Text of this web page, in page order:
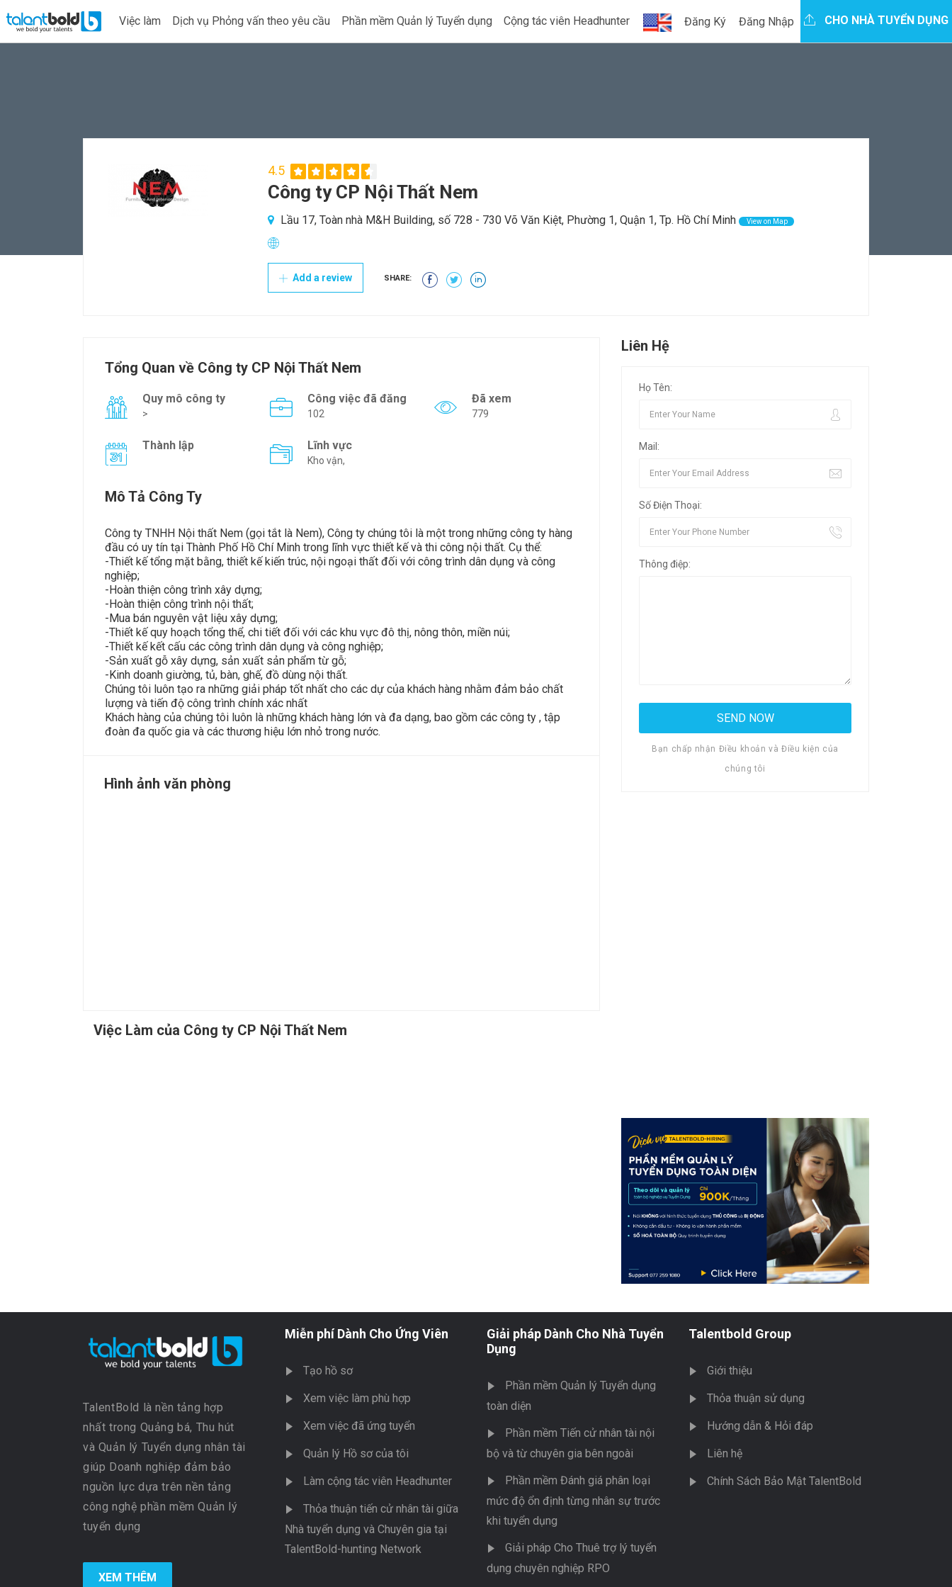
Việc làm Dịch vụ Phỏng vấn theo yêu cầu Phần mềm Quản lý Tuyển dụng Cộng tác viên Headhunter Đăng Ký Đăng Nhập CHO NHÀ TUYỂN DỤNG
4.5
Công ty CP Nội Thất Nem
Lầu 17, Toàn nhà M&H Building, số 728 - 730 Võ Văn Kiệt, Phường 1, Quận 1, Tp. Hồ Chí Minh View on Map
Add a review SHARE:
Tổng Quan về Công ty CP Nội Thất Nem
Quy mô công ty
>
Công việc đã đăng
102
Đã xem
779
Thành lập Lĩnh vực
Kho vận,
Mô Tả Công Ty
Công ty TNHH Nội thất Nem (gọi tắt là Nem), Công ty chúng tôi là một trong những công ty hàng
đầu có uy tín tại Thành Phố Hồ Chí Minh trong lĩnh vực thiết kế và thi công nội thất. Cụ thể:
-Thiết kế tổng mặt bằng, thiết kế kiến trúc, nội ngoại thất đối với công trình dân dụng và công
nghiệp;
-Hoàn thiện công trình xây dựng;
-Hoàn thiện công trình nội thất;
-Mua bán nguyên vật liệu xây dựng;
-Thiết kế quy hoạch tổng thể, chi tiết đối với các khu vực đô thị, nông thôn, miền núi;
-Thiết kế kết cấu các công trình dân dụng và công nghiệp;
-Sản xuất gỗ xây dựng, sản xuất sản phẩm từ gỗ;
-Kinh doanh giường, tủ, bàn, ghế, đồ dùng nội thất.
Chúng tôi luôn tạo ra những giải pháp tốt nhất cho các dự của khách hàng nhằm đảm bảo chất
lượng và tiến độ công trình chính xác nhất
Khách hàng của chúng tôi luôn là những khách hàng lớn và đa dạng, bao gồm các công ty , tập
đoàn đa quốc gia và các thương hiệu lớn nhỏ trong nước.
Hình ảnh văn phòng
Việc Làm của Công ty CP Nội Thất Nem
Liên Hệ
Họ Tên:
Mail:
Số Điện Thoại:
Thông điệp:
Bạn chấp nhận Điều khoản và Điều kiện của
chúng tôi
TalentBold là nền tảng hợp
nhất trong Quảng bá, Thu hút
và Quản lý Tuyển dụng nhân tài
giúp Doanh nghiệp đảm bảo
nguồn lực dựa trên nền tảng
công nghệ phần mềm Quản lý
tuyển dụng
XEM THÊM
Miễn phí Dành Cho Ứng Viên
Tạo hồ sơ
Xem việc làm phù hợp
Xem việc đã ứng tuyển
Quản lý Hồ sơ của tôi
Làm cộng tác viên Headhunter
Thỏa thuận tiến cử nhân tài giữa
Nhà tuyển dụng và Chuyên gia tại
TalentBold-hunting Network
Giải pháp Dành Cho Nhà Tuyển
Dụng
Phần mềm Quản lý Tuyển dụng
toàn diện
Phần mềm Tiến cử nhân tài nội
bộ và từ chuyên gia bên ngoài
Phần mềm Đánh giá phân loại
mức độ ổn định từng nhân sự trước
khi tuyển dụng
Giải pháp Cho Thuê trợ lý tuyển
dụng chuyên nghiệp RPO
Talentbold Group
Giới thiệu
Thỏa thuận sử dụng
Hướng dẫn & Hỏi đáp
Liên hệ
Chính Sách Bảo Mật TalentBold